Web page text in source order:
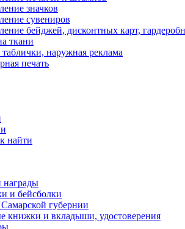
значков
сувениров
бейджей, дисконтных карт,
ткани
наружная реклама
печать
найти
и бейсболки
губернии
книжки и вкладыши, удостоверения